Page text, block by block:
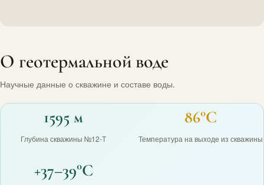
О геотермальной воде
Научные данные о скважине и составе воды.
1595 м
Глубина скважины №12-Т
86°C
Температура на выходе из скважины
+37–39°C